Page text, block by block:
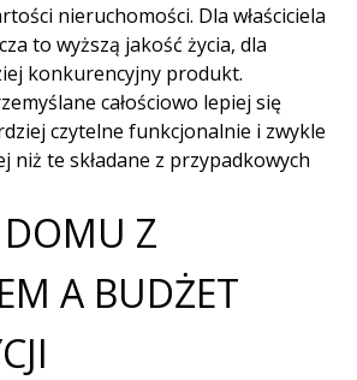
nieruchomości. Dla właściciela
to wyższą jakość życia, dla
konkurencyjny produkt.
całościowo lepiej się
czytelne funkcjonalnie i zwykle
niż te składane z przypadkowych
DOMU Z
A BUDŻET